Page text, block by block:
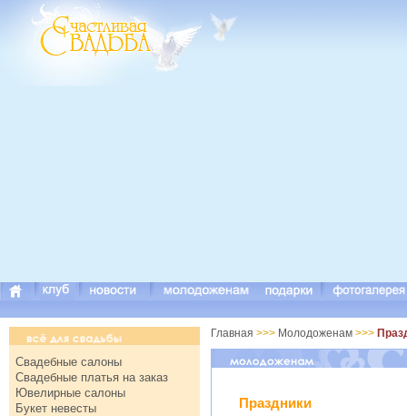
Свадебные салоны
Свадебные платья на заказ
Ювелирные салоны
Букет невесты
Главная >>> Молодоженам >>>
Праздники